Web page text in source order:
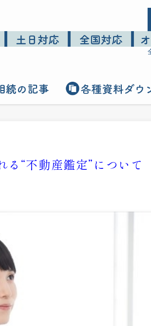
“不動産鑑定”について